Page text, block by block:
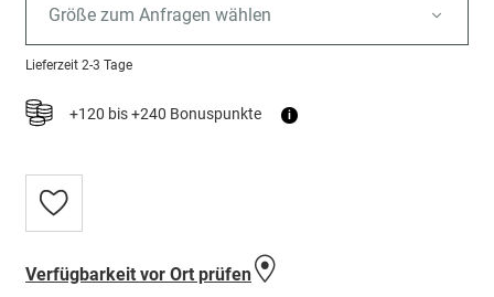
Größe zum Anfragen wählen
Lieferzeit 2-3 Tage
+120 bis +240 Bonuspunkte i
Zur
Wunschliste
Verfügbarkeit vor Ort prüfen